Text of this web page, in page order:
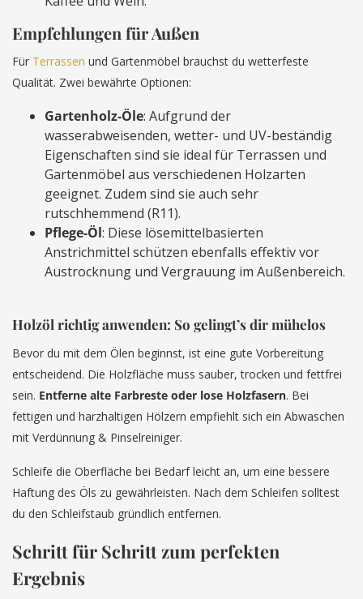
Empfehlungen für Außen
Für Terrassen und Gartenmöbel brauchst du wetterfeste
Qualität. Zwei bewährte Optionen:
Gartenholz-Öle: Aufgrund der
wasserabweisenden, wetter- und UV-beständig
Eigenschaften sind sie ideal für Terrassen und
Gartenmöbel aus verschiedenen Holzarten
geeignet. Zudem sind sie auch sehr
rutschhemmend (R11).
Pflege-Öl: Diese lösemittelbasierten
Anstrichmittel schützen ebenfalls effektiv vor
Austrocknung und Vergrauung im Außenbereich.
Holzöl richtig anwenden: So gelingt’s dir mühelos
Bevor du mit dem Ölen beginnst, ist eine gute Vorbereitung
entscheidend. Die Holzfläche muss sauber, trocken und fettfrei
sein. Entferne alte Farbreste oder lose Holzfasern. Bei
fettigen und harzhaltigen Hölzern empfiehlt sich ein Abwaschen
mit Verdünnung & Pinselreiniger.
Schleife die Oberfläche bei Bedarf leicht an, um eine bessere
Haftung des Öls zu gewährleisten. Nach dem Schleifen solltest
du den Schleifstaub gründlich entfernen.
Schritt für Schritt zum perfekten
Ergebnis